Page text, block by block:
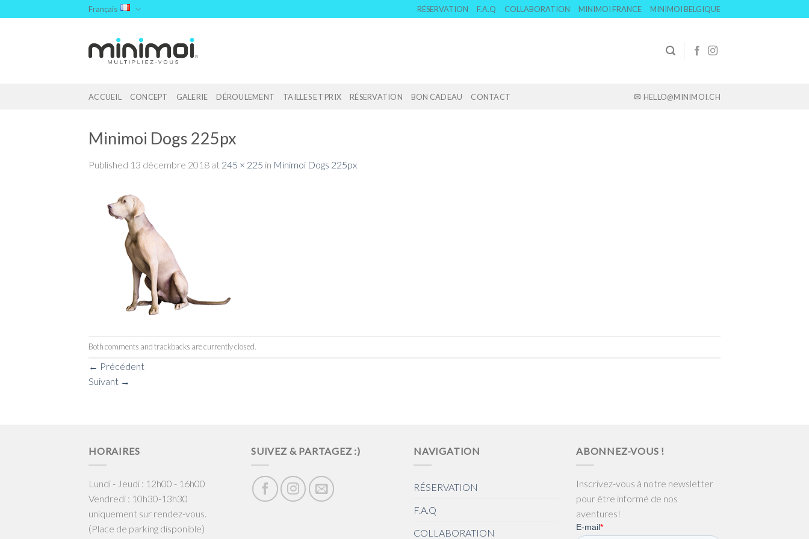
to
Français RÉSERVATION F.A.Q COLLABORATION MINIMOI FRANCE MINIMOI BELGIQUE
ACCUEIL CONCEPT GALERIE DÉROULEMENT TAILLES ET PRIX RÉSERVATION BON CADEAU CONTACT HELLO@MINIMOI.CH
Minimoi Dogs 225px
Published 13 décembre 2018 at 245 × 225 in Minimoi Dogs 225px
Both comments and trackbacks are currently closed.
← Précédent
Suivant →
HORAIRES
Lundi - Jeudi : 12h00 - 16h00
Vendredi : 10h30-13h30
uniquement sur rendez-vous.
(Place de parking disponible)
SUIVEZ & PARTAGEZ :) NAVIGATION
RÉSERVATION
F.A.Q
COLLABORATION
ABONNEZ-VOUS !
Inscrivez-vous à notre newsletter
pour être informé de nos
aventures!